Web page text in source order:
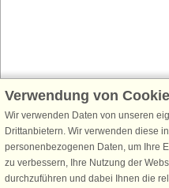
Schließen Sie sich 100.000
Erhalten Sie einen
Ferienhausurlaub - melden Sie
an. Verpassen Sie nie wieder
Urlaubstipps!
Verwendung von
Wir verwenden Daten von unseren
Drittanbietern. Wir verwenden diese
personenbezogenen Daten, um Ihre
zu verbessern, Ihre Nutzung der
durchzuführen und dabei Ihnen die